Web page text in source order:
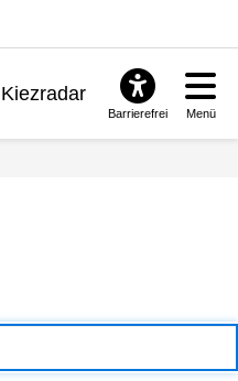
Kiezradar
Barrierefrei Menü